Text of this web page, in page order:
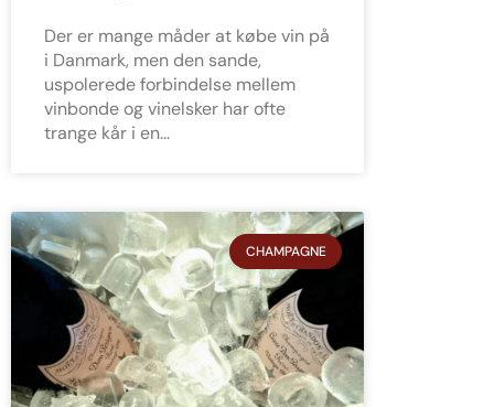
Der er mange måder at købe vin på
i Danmark, men den sande,
uspolerede forbindelse mellem
vinbonde og vinelsker har ofte
trange kår i en
CHAMPAGNE